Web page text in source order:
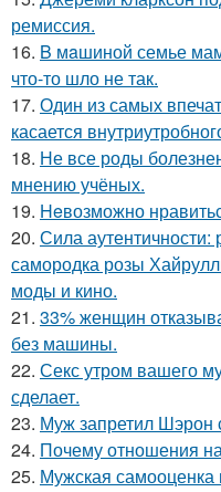
ремиссия.
16. B мaшиной семье
что-то шло не так.
17. Один из самых
касается
18. Не все роды
мнению учёных.
19. Heвозможно
20. Сила аутентичности:
самородка розы
моды и кино.
21. 33% женщин
без машины.
22. Секс утром вашего
сделает.
23. Муж запретил Шэрон
24. Почему отношения
25. Мужская самооценка